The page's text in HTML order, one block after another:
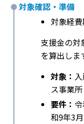
対象確認・準備
対象経
支援金の対
を算出しま
対象：
ス事業所
要件：
和9年3